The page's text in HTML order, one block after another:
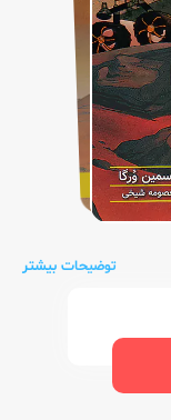
توضیحات بیشتر